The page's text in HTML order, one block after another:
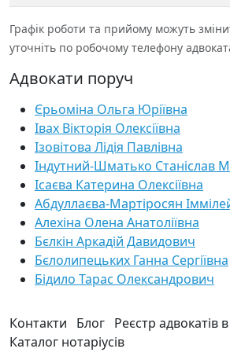
Графік роботи та прийому можуть
уточніть по робочому телефону
Адвокати поруч
Єрьоміна Ольга Юріївна
Івах Вікторія Олексіївна
Ізовітова Лідія Павлівна
Індутний-Шматько Станіслав
Ісаєва Катерина Олексіївна
Абдуллаєва-Мартіросян
Алехіна Олена Анатоліївна
Бєлкін Аркадій Давидович
Бєлолипецьких Ганна Сергіївна
Бідило Тарас Олександрович
Контакти Блог Реєстр адвокатів
Каталог нотаріусів